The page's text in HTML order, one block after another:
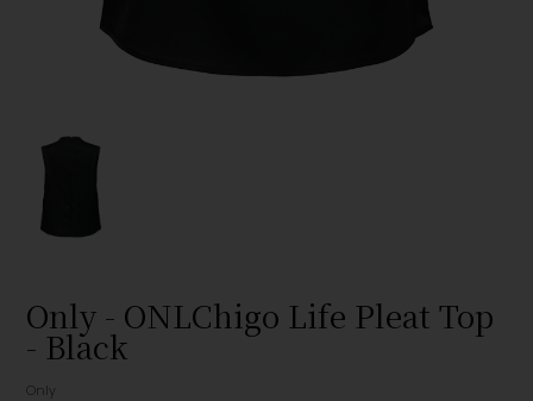
Only - ONLChigo Life Pleat Top
- Black
Only